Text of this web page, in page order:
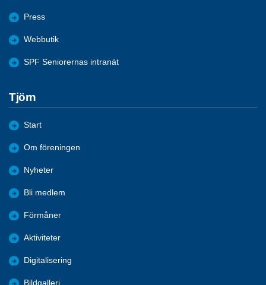
Press
Webbutik
SPF Seniorernas intranät
Tjörn
Start
Om föreningen
Nyheter
Bli medlem
Förmåner
Aktiviteter
Digitalisering
Bildgalleri